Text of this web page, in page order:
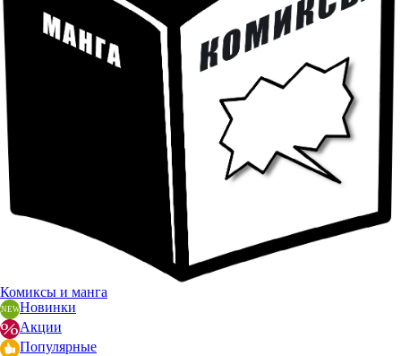
Комиксы и манга
Новинки
Акции
Популярные